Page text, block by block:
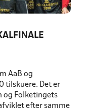
AaB og
tilskuere. Det er
og Folketingets
efter samme